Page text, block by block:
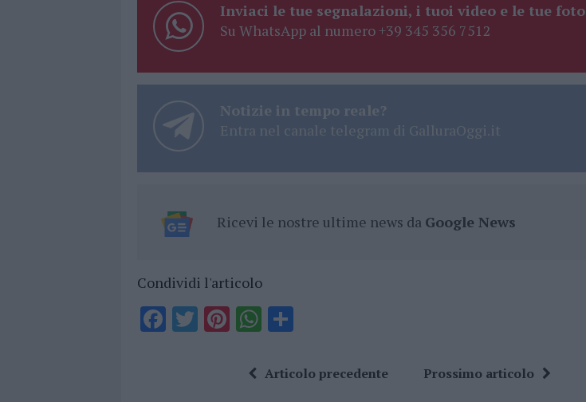
Inviaci le tue segnalazioni, i tuoi video e le tue foto
Su WhatsApp al numero +39 345 356 7512
Notizie in tempo reale?
Entra nel canale telegram di GalluraOggi.it
Ricevi le nostre ultime news da Google News
Condividi l'articolo
F T Pi
te
W
ata
Articolo precedente Prossimo articolo